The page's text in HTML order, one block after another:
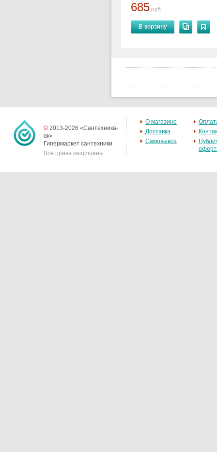
685 руб.
В корзину
© 2013-2026 «Сантехника-
ок»
Гипермаркет сантехники
Все права защищены
О магазине
Доставка
Самовывоз